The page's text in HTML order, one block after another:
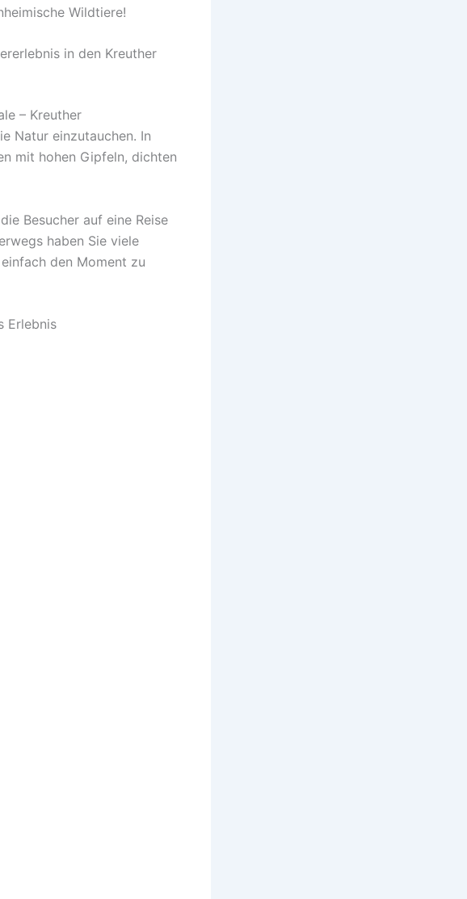
Wildtiere!
in den Kreuther
– Kreuther
Natur einzutauchen. In
mit hohen Gipfeln, dichten
Besucher auf eine Reise
haben Sie viele
den Moment zu
Erlebnis